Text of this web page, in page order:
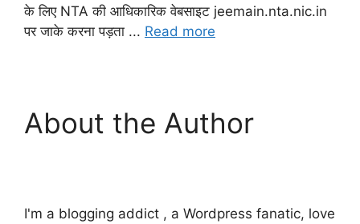
के लिए NTA की आधिकारिक वेबसाइट jeemain.nta.nic.in
पर जाके करना पड़ता ... Read more
About the Author
I'm a blogging addict , a Wordpress fanatic, love